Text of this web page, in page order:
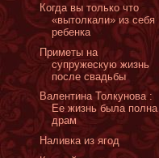
Когда вы только что
«вытолкали» из себя
ребенка
Приметы на
супружескую жизнь
после свадьбы
Валентина Толкунова :
Ее жизнь была полна
драм
Наливка из ягод